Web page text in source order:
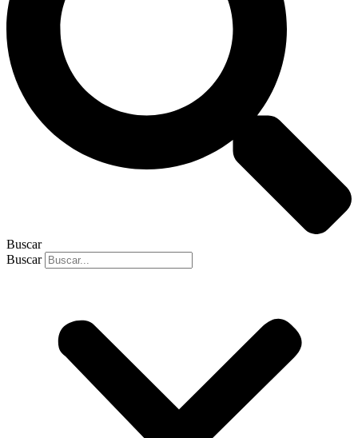
Buscar
Buscar